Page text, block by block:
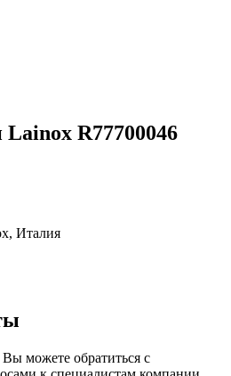
R77700046
Италия
Вы можете обратиться с